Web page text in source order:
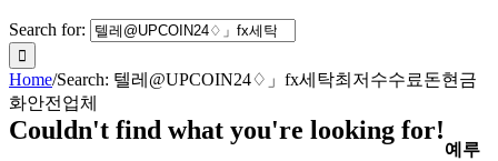
Search for:
Home/Search: 텔레@UPCOIN24♢」fx세탁최저수수료돈현금
화안전업체
Couldn't find what you're looking for!
예루